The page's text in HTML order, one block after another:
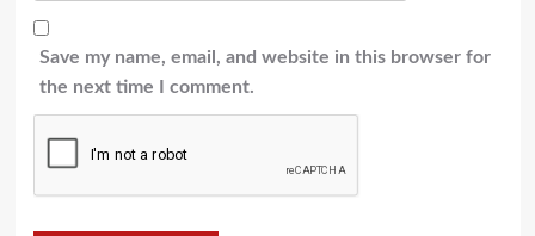
Save my name, email, and website in this browser for
the next time I comment.